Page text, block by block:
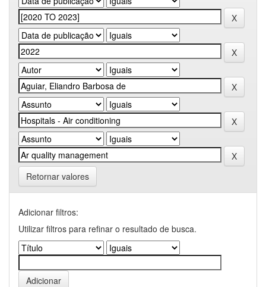
Retornar valores
Adicionar filtros:
Utilizar filtros para refinar o resultado de busca.